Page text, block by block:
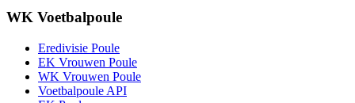
WK Voetbalpoule
Eredivisie Poule
EK Vrouwen Poule
WK Vrouwen Poule
Voetbalpoule API